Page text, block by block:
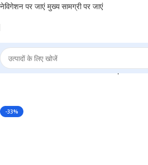
नेविगेशन पर जाएं मुख्य सामग्री पर जाएं
& Women, Casual Chest Backpack
-33%